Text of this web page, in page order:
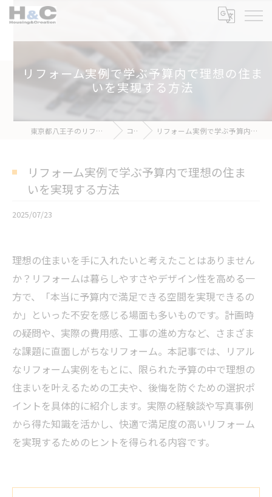
リフォーム実例で学ぶ予算内で理想の住ま
いを実現する方法
東京都八王子のリフォームなら株式会社H&C コラム リフォーム実例で学ぶ予算内で理想の住まいを実現する方法
リフォーム実例で学ぶ予算内で理想の住ま
いを実現する方法
2025/07/23
理想の住まいを手に入れたいと考えたことはありません
か？リフォームは暮らしやすさやデザイン性を高める一
方で、「本当に予算内で満足できる空間を実現できるの
か」といった不安を感じる場面も多いものです。計画時
の疑問や、実際の費用感、工事の進め方など、さまざま
な課題に直面しがちなリフォーム。本記事では、リアル
なリフォーム実例をもとに、限られた予算の中で理想の
住まいを叶えるための工夫や、後悔を防ぐための選択ポ
イントを具体的に紹介します。実際の経験談や写真事例
から得た知識を活かし、快適で満足度の高いリフォーム
を実現するためのヒントを得られる内容です。